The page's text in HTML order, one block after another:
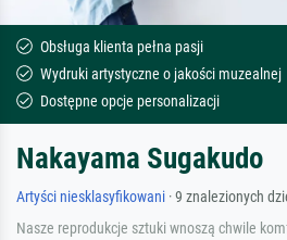
Obsługa klienta pełna pasji
Wydruki artystyczne o jakości muzealnej
Dostępne opcje personalizacji
Nakayama Sugakudo
Artyści niesklasyfikowani · 9 znalezionych
Nasze reprodukcje sztuki wnoszą chwile